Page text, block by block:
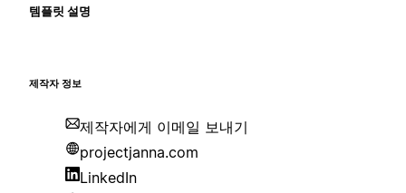
템플릿 설명
제작자 정보
제작자에게 이메일 보내기
projectjanna.com
LinkedIn